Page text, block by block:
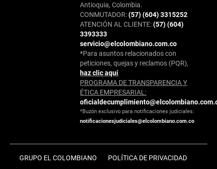
Antioquia, Colombia.
CONMUTADOR:(57) (604) 3315252
ATENCIÓN AL CLIENTE:(57) (604)
3393333
servicio@elcolombiano.com.co
*Para asuntos relacionados con
peticiones, quejas y reclamos (PQR),
haz clic aquí
PROGRAMA DE TRANSPARENCIA Y
ÉTICA EMPRESARIAL:
*Buzón exclusivo para notificaciones judiciales:
notificacionesjudiciales@elcolombiano.com.co
GRUPO EL COLOMBIANO POLÍTICA DE PRIVACIDAD